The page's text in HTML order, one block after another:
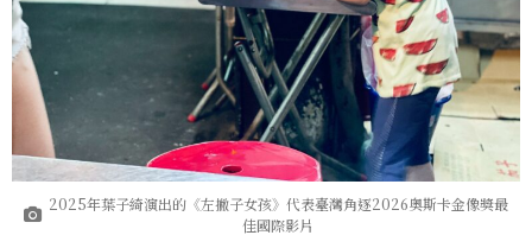
2025年葉子綺演出的《左撇子女孩》代表臺灣角逐2026奧斯卡金像獎最
佳國際影片